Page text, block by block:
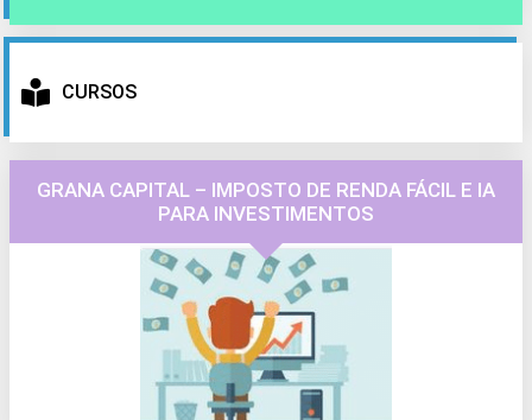
CURSOS
GRANA CAPITAL – IMPOSTO DE RENDA FÁCIL E IA
PARA INVESTIMENTOS